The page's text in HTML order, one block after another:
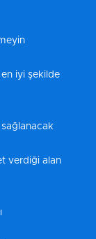
iyi şekilde
sağlanacak
verdiği alan